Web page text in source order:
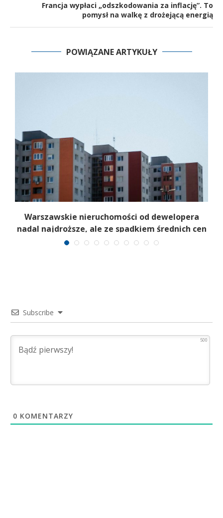
Francja wypłaci „odszkodowania za inflację”. To
pomysł na walkę z drożejącą energią
POWIĄZANE ARTYKUŁY
Warszawskie nieruchomości od dewelopera
nadal najdroższe, ale ze spadkiem średnich cen
Subscribe
500
0 KOMENTARZY